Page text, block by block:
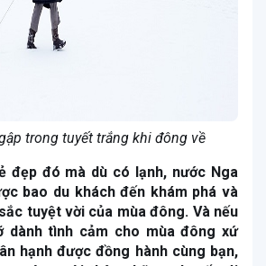
trong tuyết trắng khi đông về
đẹp đó mà dù có lạnh, nước Nga
bao du khách đến khám phá và
tuyệt vời của mùa đông. Và nếu
dành tình cảm cho mùa đông xứ
hạnh được đồng hành cùng bạn,